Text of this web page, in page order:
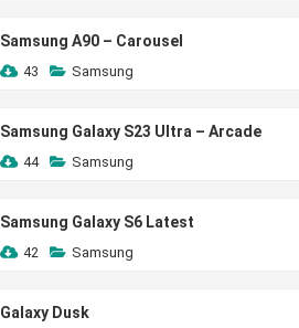
Samsung A90 – Carousel
43 Samsung
Samsung Galaxy S23 Ultra – Arcade
44 Samsung
Samsung Galaxy S6 Latest
42 Samsung
Galaxy Dusk